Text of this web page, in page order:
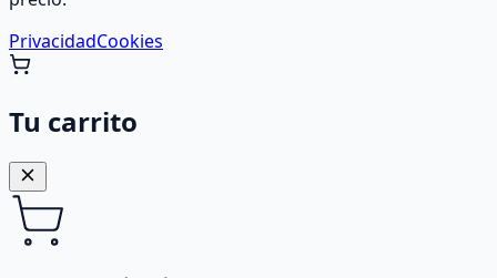
PrivacidadCookies
Tu carrito